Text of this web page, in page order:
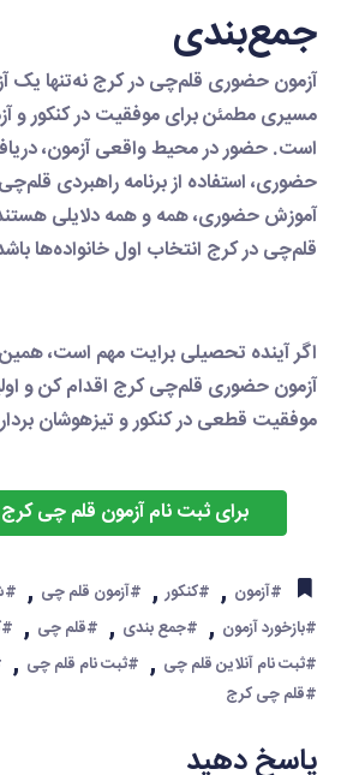
جمع‌بندی
آزمون حضوری قلم‌چی در کرجنه‌تنها یک
مسیری مطمئن برای موفقیت در کنکور و
است. حضور در محیط واقعی آزمون، دریافت
حضوری، استفاده از برنامه راهبردی قلم‌چی و
آموزش حضوری، همه و همه دلایلی هستند
قلم‌چی در کرج انتخاب اول خانواده‌ها باشد.
اگر آینده تحصیلی برایت مهم است، همین
آزمون حضوری قلم‌چی کرجاقدام کن و اولین
موفقیت قطعی در کنکور و تیزهوشان بردار.
برای ثبت نام آزمون قلم چی کرج
#آزمون , #کنکور , #آزمون قلم چی , #شروع
#بازخورد آزمون , #جمع بندی , #قلم چی , #کتاب
#ثبت نام آنلاین قلم چی , #ثبت نام قلم چی ,
#قلم چی کرج
پاسخ دهید